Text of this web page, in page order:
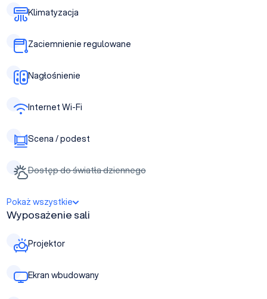
Klimatyzacja
Zaciemnienie regulowane
Nagłośnienie
Internet Wi-Fi
Scena / podest
Dostęp do światła dziennego
Pokaż wszystkie
Wyposażenie sali
Projektor
Ekran wbudowany